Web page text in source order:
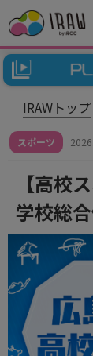
IRAWトップ
スポーツ
【高校
学校総